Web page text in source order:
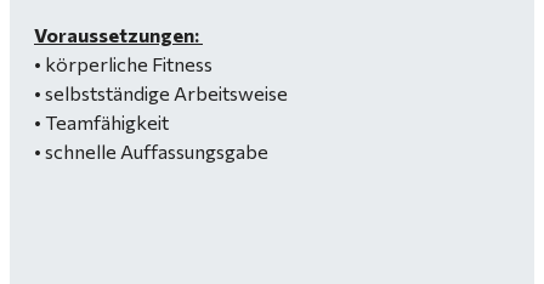
Voraussetzungen:
• körperliche Fitness
• selbstständige Arbeitsweise
• Teamfähigkeit
• schnelle Auffassungsgabe